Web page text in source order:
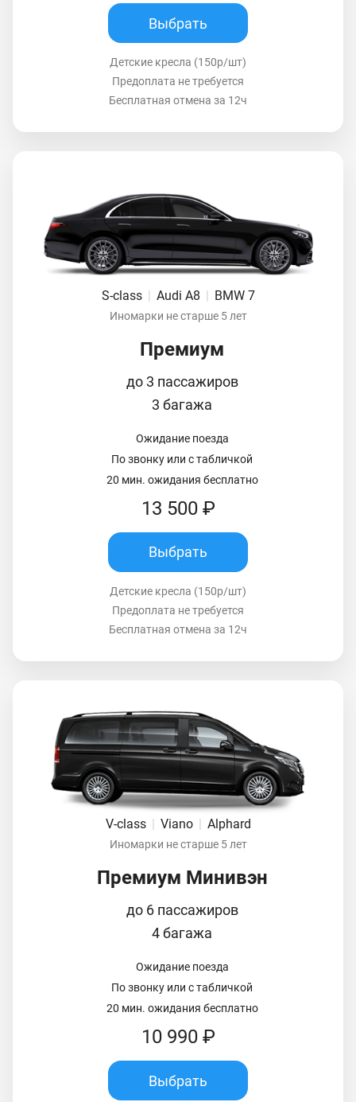
Выбрать
Детские кресла (150р/шт)
Предоплата не требуется
Бесплатная отмена за 12ч
S-class | Audi A8 | BMW 7
Иномарки не старше 5 лет
Премиум
до 3 пассажиров
3 багажа
Ожидание поезда
По звонку или с табличкой
20 мин. ожидания бесплатно
13 500 ₽
Выбрать
Детские кресла (150р/шт)
Предоплата не требуется
Бесплатная отмена за 12ч
V-class Viano Alphard
Иномарки не старше 5 лет
Премиум Минивэн
до 6 пассажиров
4 багажа
Ожидание поезда
По звонку или с табличкой
20 мин. ожидания бесплатно
10 990 ₽
Выбрать